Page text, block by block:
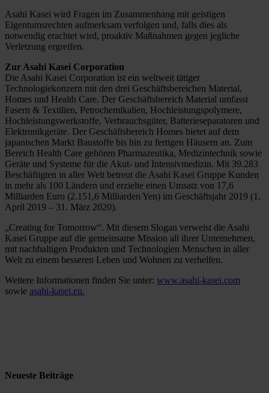
Asahi Kasei wird Fragen im Zusammenhang mit geistigen
Eigentumsrechten aufmerksam verfolgen und, falls dies als
notwendig erachtet wird, proaktiv Maßnahmen gegen jegliche
Verletzung ergreifen.
Zur Asahi Kasei Corporation
Die Asahi Kasei Corporation ist ein weltweit tätiger
Technologiekonzern mit den drei Geschäftsbereichen Material,
Homes und Health Care. Der Geschäftsbereich Material umfasst
Fasern & Textilien, Petrochemikalien, Hochleistungspolymere,
Hochleistungswerkstoffe, Verbrauchsgüter, Batterieseparatoren und
Elektronikgeräte. Der Geschäftsbereich Homes bietet auf dem
japanischen Markt Baustoffe bis hin zu fertigen Häusern an. Zum
Bereich Health Care gehören Pharmazeutika, Medizintechnik sowie
Geräte und Systeme für die Akut- und Intensivmedizin. Mit 39.283
Beschäftigten in aller Welt betreut die Asahi Kasei Gruppe Kunden
in mehr als 100 Ländern und erzielte einen Umsatz von 17,6
Milliarden Euro (2.151,6 Milliarden Yen) im Geschäftsjahr 2019 (1.
April 2019 – 31. März 2020).
„Creating for Tomorrow“. Mit diesem Slogan verweist die Asahi
Kasei Gruppe auf die gemeinsame Mission all ihrer Unternehmen,
mit nachhaltigen Produkten und Technologien Menschen in aller
Welt zu einem besseren Leben und Wohnen zu verhelfen.
Weitere Informationen finden Sie unter: www.asahi-kasei.com
sowie asahi-kasei.eu.
Neueste Beiträge